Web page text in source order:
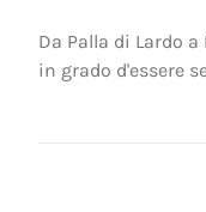
Da Palla di Lardo
in grado d'essere